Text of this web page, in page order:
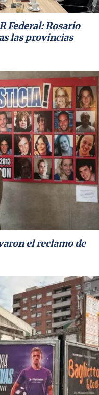
Federal: Rosario
las provincias
el reclamo de